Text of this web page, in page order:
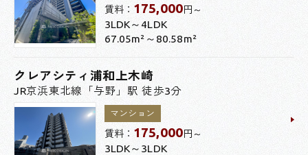
賃料： 175,000円～
3LDK～4LDK
67.05m²～80.58m²
クレアシティ浦和上木崎
JR京浜東北線「与野」駅 徒歩3分
マンション
賃料： 175,000円～
3LDK～3LDK